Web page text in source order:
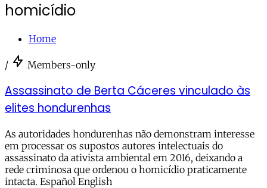
homicídio
Home
/ Members-only
Assassinato de Berta Cáceres vinculado às
elites hondurenhas
As autoridades hondurenhas não demonstram interesse
em processar os supostos autores intelectuais do
assassinato da ativista ambiental em 2016, deixando a
rede criminosa que ordenou o homicídio praticamente
intacta. Español English